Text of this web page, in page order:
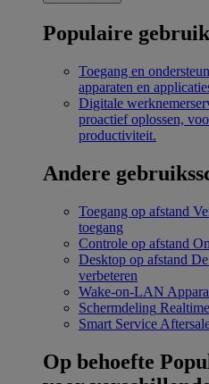
Populaire
Toegang en
apparaten en
Digitale
proactief oplossen,
productiviteit.
Andere
Toegang op afstand
toegang
Controle op afstand
Desktop op afstand
verbeteren
Wake-on-LAN
Schermdeling
Smart Service
Op behoefte